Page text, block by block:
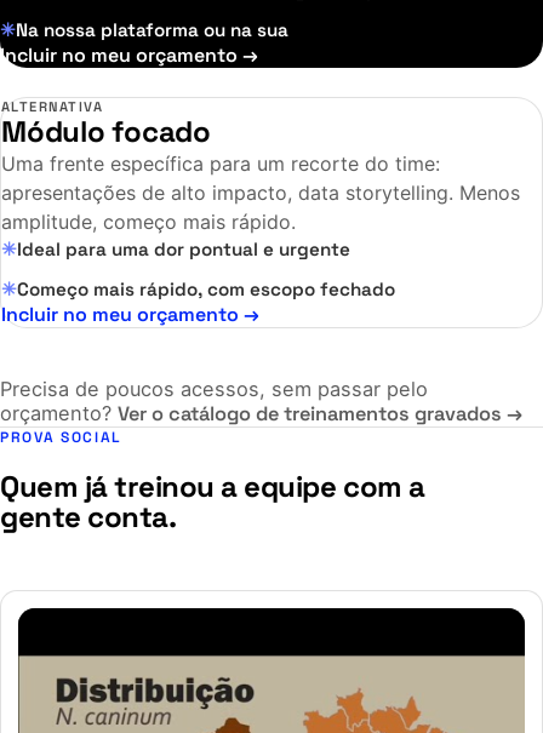
Na nossa plataforma ou na sua
Incluir no meu orçamento →
ALTERNATIVA
Módulo focado
Uma frente específica para um recorte do time:
apresentações de alto impacto, data storytelling. Menos
amplitude, começo mais rápido.
Ideal para uma dor pontual e urgente
Começo mais rápido, com escopo fechado
Incluir no meu orçamento →
Precisa de poucos acessos, sem passar pelo
orçamento? Ver o catálogo de treinamentos gravados →
PROVA SOCIAL
Quem já treinou a equipe com a
gente conta.